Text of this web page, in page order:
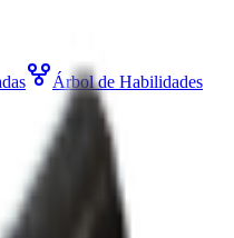
Árbol de Habilidades